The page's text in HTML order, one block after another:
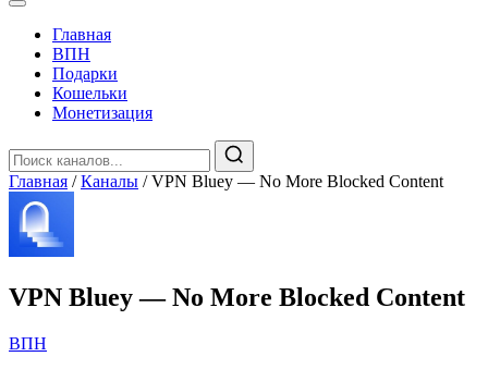
Главная
️ВПН
Подарки
Кошельки
Монетизация
Главная / Каналы / VPN Bluey — No More Blocked Content
VPN Bluey — No More Blocked Content
️ВПН